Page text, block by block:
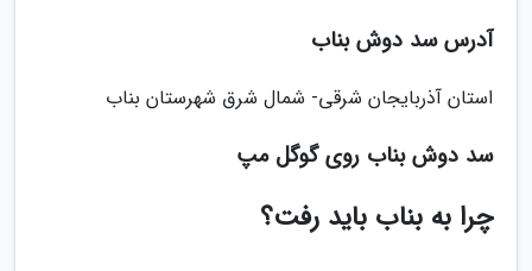
آدرس سد دوش بناب
استان آذربایجان شرقی- شمال شرق شهرستان بناب
سد دوش بناب روی گوگل مپ
چرا به بناب باید رفت؟